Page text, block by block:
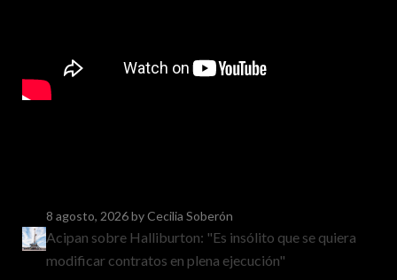
8 agosto, 2026by Cecilia Soberón
Acipan sobre Halliburton: "Es insólito que se quiera
modificar contratos en plena ejecución"